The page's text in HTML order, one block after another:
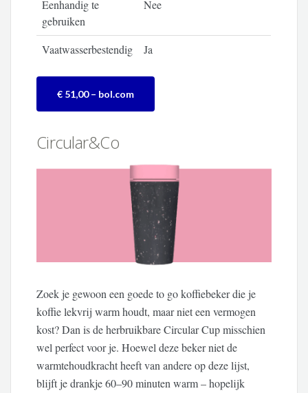
Eenhandig te
gebruiken
Nee
Vaatwasserbestendig Ja
€ 51,00 – bol.com
Circular&Co
Zoek je gewoon een goede to go koffiebeker die je
koffie lekvrij warm houdt, maar niet een vermogen
kost? Dan is de herbruikbare Circular Cup misschien
wel perfect voor je. Hoewel deze beker niet de
warmtehoudkracht heeft van andere op deze lijst,
blijft je drankje 60–90 minuten warm – hopelijk